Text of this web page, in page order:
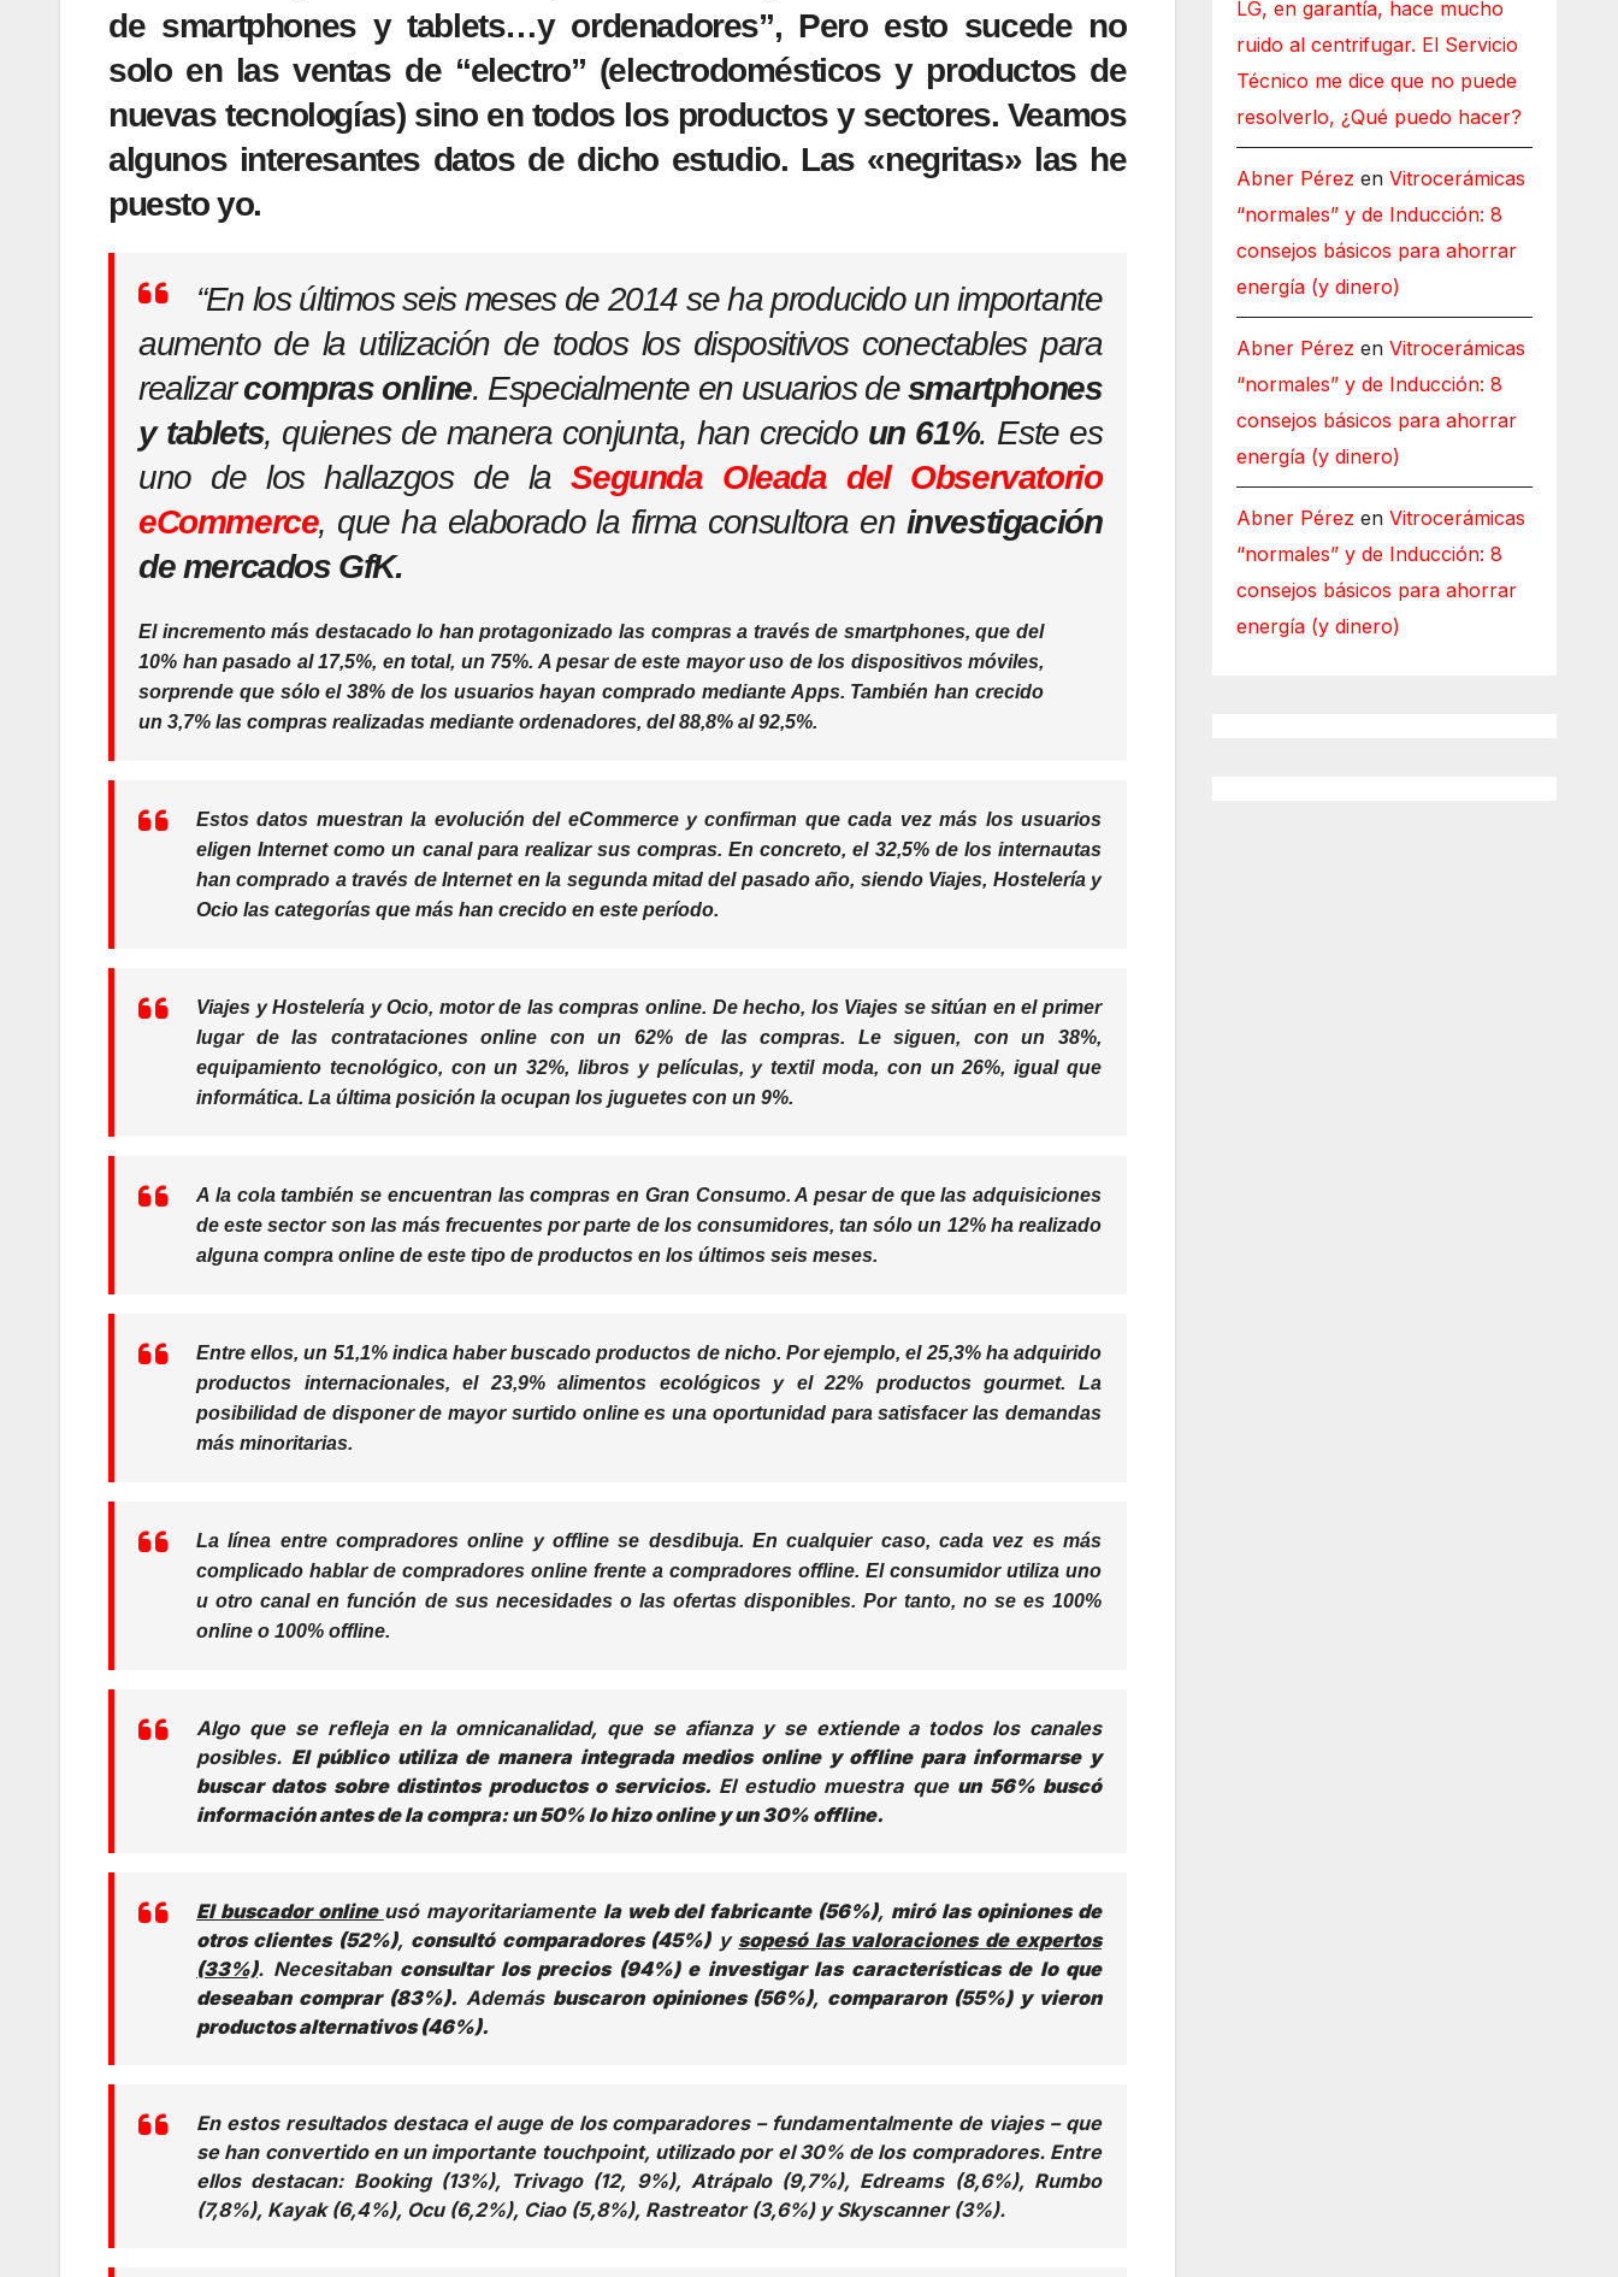
de smartphones y tablets…y ordenadores”, Pero esto sucede no
solo en las ventas de “electro” (electrodomésticos y productos de
nuevas tecnologías) sino en todos los productos y sectores. Veamos
algunos interesantes datos de dicho estudio. Las «negritas» las he
puesto yo.
“En los últimos seis meses de 2014 se ha producido un importante
aumento de la utilización de todos los dispositivos conectables para
realizarcompras online. Especialmente en usuarios desmartphones
y tablets, quienes de manera conjunta, han crecido un 61%. Este es
uno de los hallazgos de laSegunda Oleada del Observatorio
eCommerce, que ha elaborado la firma consultora en investigación
de mercados GfK.
El incremento más destacado lo han protagonizado las compras a través de smartphones, que del
10% han pasado al17,5%, en total, un 75%. A pesar de este mayor uso de los dispositivos móviles,
sorprende que sólo el 38% de los usuarios hayan comprado mediante Apps. También han crecido
un 3,7% las compras realizadas mediante ordenadores, del 88,8% al 92,5%.
Estos datos muestran la evolución deleCommercey confirman que cada vez más los usuarios
eligen Internet como un canal para realizar sus compras. En concreto,el 32,5% de los internautas
han comprado a través de Internet en la segunda mitad del pasado año, siendo Viajes, Hostelería y
Ocio las categorías que más han crecido en este período.
Viajes y Hostelería y Ocio, motor de las compras online. De hecho, los Viajes se sitúan en el primer
lugar de las contrataciones online con un 62% de las compras. Le siguen, con un 38%,
equipamiento tecnológico, con un 32%, libros y películas, y textil moda, con un 26%, igual que
informática. La última posición la ocupan los juguetes con un 9%.
A la cola también se encuentran las compras en Gran Consumo. A pesar de que las adquisiciones
de este sector son las más frecuentes por parte de los consumidores, tan sólo un 12% ha realizado
alguna compra online de este tipo de productos en los últimos seis meses.
Entre ellos, un 51,1% indica haber buscado productos de nicho. Por ejemplo, el 25,3% ha adquirido
productos internacionales, el 23,9% alimentos ecológicos y el 22% productos gourmet. La
posibilidad de disponer de mayor surtido online es una oportunidad para satisfacer las demandas
más minoritarias.
La línea entre compradores online y offline se desdibuja. En cualquier caso, cada vez es más
complicado hablar de compradores online frente a compradores offline. El consumidor utiliza uno
u otro canal en función de sus necesidades o las ofertas disponibles. Por tanto, no se es 100%
online o 100% offline.
Algo que se refleja en la omnicanalidad, que se afianza y se extiende a todos los canales
posibles. El público utiliza de manera integrada medios online y offline para informarse y
buscar datos sobre distintos productos o servicios. El estudio muestra que un 56% buscó
información antes de la compra: un 50% lo hizo online y un 30% offline.
El buscador online usó mayoritariamente la web del fabricante (56%), miró las opiniones de
otros clientes (52%), consultó comparadores (45%)y sopesó las valoraciones de expertos
(33%). Necesitaban consultar los precios (94%) e investigar las características de lo que
deseaban comprar (83%). Además buscaron opiniones (56%), compararon (55%) y vieron
productos alternativos (46%).
En estos resultados destaca el auge de los comparadores – fundamentalmente de viajes – que
se han convertido en un importante touchpoint, utilizado por el 30% de los compradores. Entre
ellos destacan: Booking (13%), Trivago (12, 9%), Atrápalo (9,7%), Edreams (8,6%), Rumbo
(7,8%), Kayak (6,4%), Ocu (6,2%), Ciao (5,8%), Rastreator (3,6%) y Skyscanner (3%).
LG, en garantía, hace mucho
ruido al centrifugar. El Servicio
Técnico me dice que no puede
resolverlo, ¿Qué puedo hacer?
Abner Pérez en Vitrocerámicas
“normales” y de Inducción: 8
consejos básicos para ahorrar
energía (y dinero)
Abner Pérez en Vitrocerámicas
“normales” y de Inducción: 8
consejos básicos para ahorrar
energía (y dinero)
Abner Pérez en Vitrocerámicas
“normales” y de Inducción: 8
consejos básicos para ahorrar
energía (y dinero)